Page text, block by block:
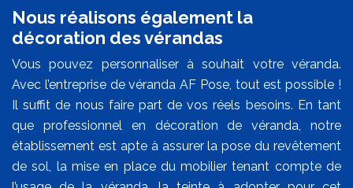
Nous réalisons également la
décoration des vérandas
Vous pouvez personnaliser à souhait votre véranda.
Avec l’entreprise de véranda AF Pose, tout est possible !
Il suffit de nous faire part de vos réels besoins. En tant
que professionnel en décoration de véranda, notre
établissement est apte à assurer la pose du revêtement
de sol, la mise en place du mobilier tenant compte de